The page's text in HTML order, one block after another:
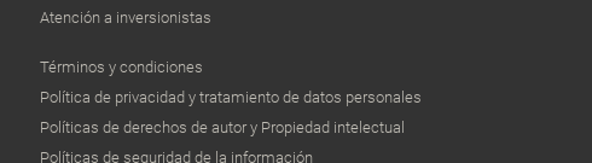
Atención a inversionistas
Términos y condiciones
Política de privacidad y tratamiento de datos personales
Políticas de derechos de autor y Propiedad intelectual
Políticas de seguridad de la información